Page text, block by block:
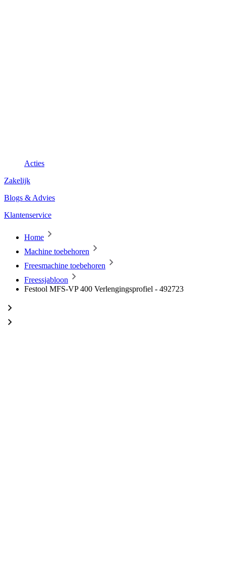
Acties
Zakelijk
Blogs & Advies
Klantenservice
Home
Machine toebehoren
Freesmachine toebehoren
Freessjabloon
Festool MFS-VP 400 Verlengingsprofiel - 492723